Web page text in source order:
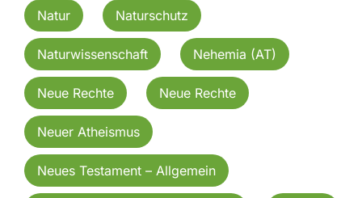
Natur Naturschutz
Naturwissenschaft Nehemia (AT)
Neue Rechte Neue Rechte
Neuer Atheismus
Neues Testament – Allgemein